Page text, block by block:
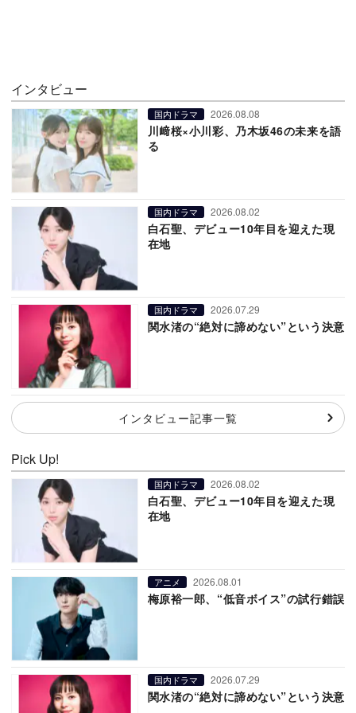
インタビュー
国内ドラマ 2026.08.08
川﨑桜×小川彩、乃木坂46の未来を語
る
国内ドラマ 2026.08.02
白石聖、デビュー10年目を迎えた現
在地
国内ドラマ 2026.07.29
関水渚の“絶対に諦めない”という決意
インタビュー記事一覧
Pick Up!
国内ドラマ 2026.08.02
白石聖、デビュー10年目を迎えた現
在地
アニメ 2026.08.01
梅原裕一郎、“低音ボイス”の試行錯誤
国内ドラマ 2026.07.29
関水渚の“絶対に諦めない”という決意